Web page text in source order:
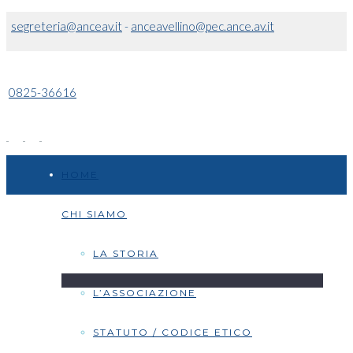
segreteria@anceav.it- anceavellino@pec.ance.av.it
0825-36616
CHI SIAMO
LA STORIA
L’ASSOCIAZIONE
STATUTO / CODICE ETICO